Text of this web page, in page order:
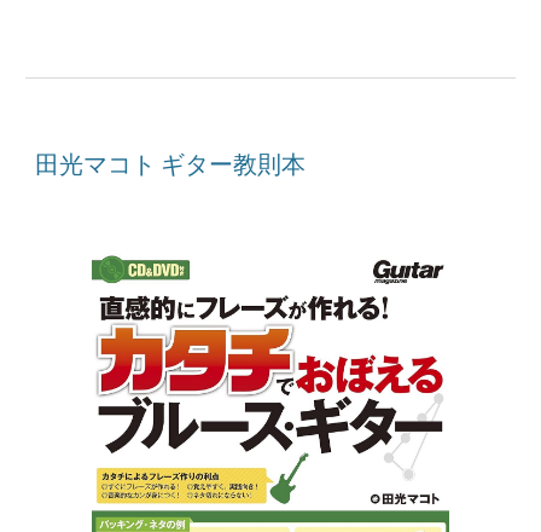
田光マコト ギター教則本